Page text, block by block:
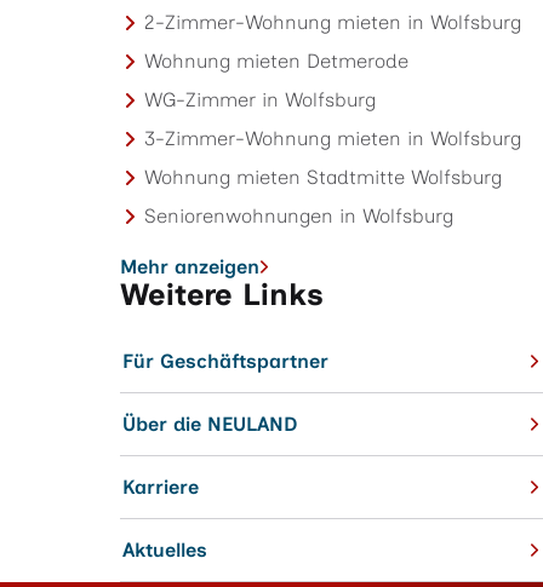
2-Zimmer-Wohnung mieten in Wolfsburg
Wohnung mieten Detmerode
WG-Zimmer in Wolfsburg
3-Zimmer-Wohnung mieten in Wolfsburg
Wohnung mieten Stadtmitte Wolfsburg
Seniorenwohnungen in Wolfsburg
Mehr anzeigen
Weitere Links
Für Geschäftspartner
Über die NEULAND
Karriere
Aktuelles